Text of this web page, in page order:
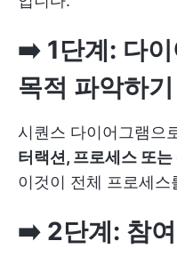
➡️ 1단계: 다
목적 파악하기
시퀀스 다이어그램으
터랙션, 프로세스 또
이것이 전체 프로세스
➡️ 2단계: 참